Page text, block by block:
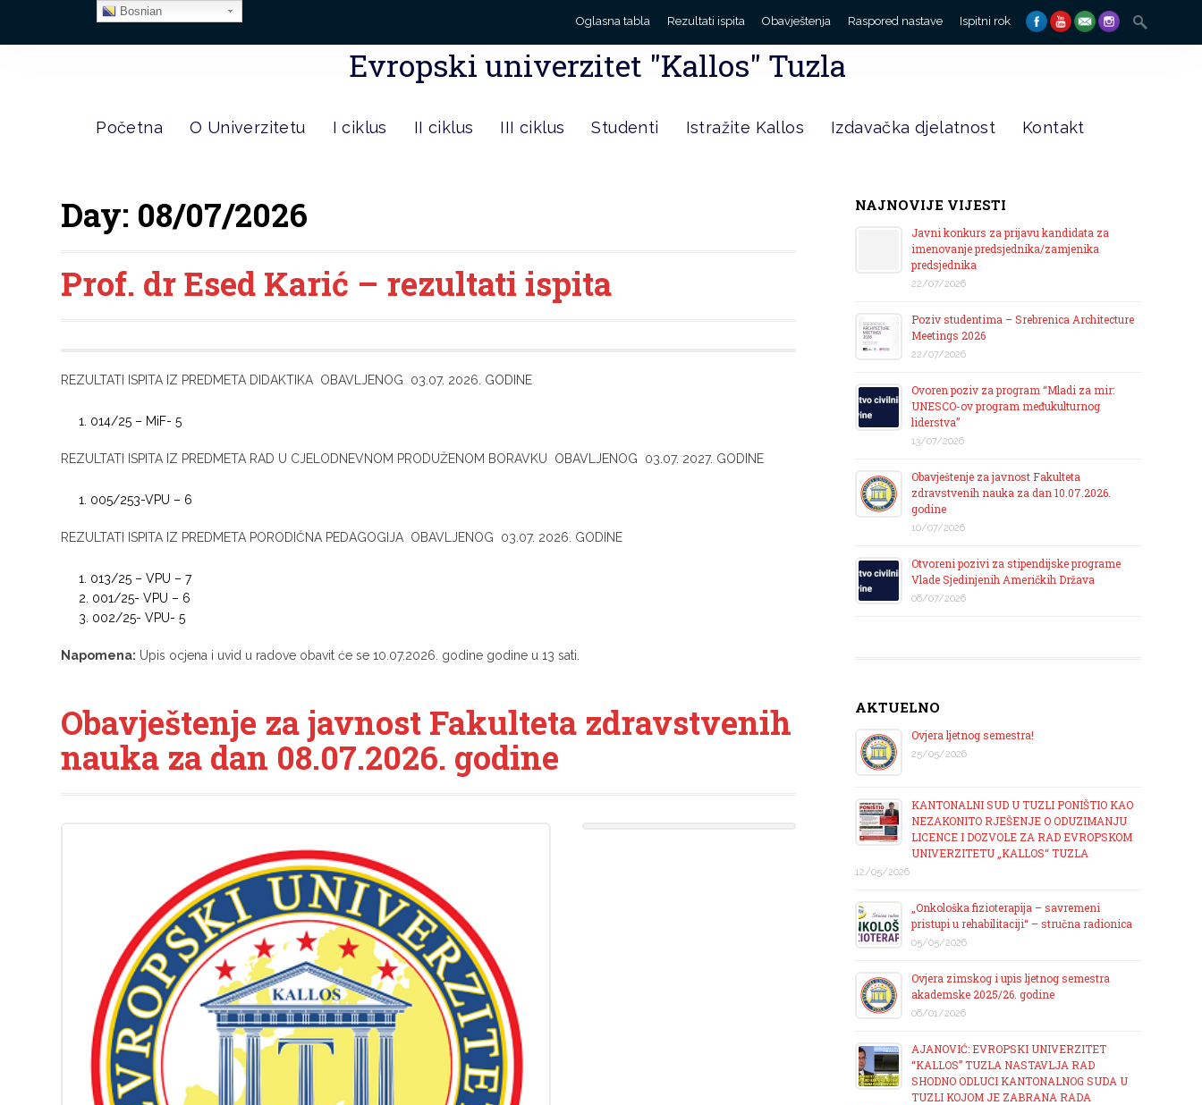
Oglasna tabla Rezultati ispita Obavještenja Raspored nastave Ispitni rok
Search
for:
Evropski univerzitet "Kallos" Tuzla
Početna O Univerzitetu I ciklus II ciklus III ciklus Studenti Istražite Kallos Izdavačka djelatnost Kontakt
Day: 08/07/2026
Prof. dr Esed Karić – rezultati ispita
REZULTATI ISPITA IZ PREDMETA DIDAKTIKA OBAVLJENOG 03.07. 2026. GODINE
014/25 – MiF- 5
REZULTATI ISPITA IZ PREDMETA RAD U CJELODNEVNOM PRODUŽENOM BORAVKU OBAVLJENOG 03.07. 2027. GODINE
005/253-VPU – 6
REZULTATI ISPITA IZ PREDMETA PORODIČNA PEDAGOGIJA OBAVLJENOG 03.07. 2026. GODINE
013/25 – VPU – 7
001/25- VPU – 6
002/25- VPU- 5
Napomena: Upis ocjena i uvid u radove obavit će se 10.07.2026. godine godine u 13 sati.
Obavještenje za javnost Fakulteta zdravstvenih
nauka za dan 08.07.2026. godine
NAJNOVIJE VIJESTI
Javni konkurs za prijavu kandidata za
imenovanje predsjednika/zamjenika
predsjednika
22/07/2026
Poziv studentima – Srebrenica Architecture
Meetings 2026
22/07/2026
Ovoren poziv za program “Mladi za mir:
UNESCO-ov program međukulturnog
liderstva”
13/07/2026
Obavještenje za javnost Fakulteta
zdravstvenih nauka za dan 10.07.2026.
godine
10/07/2026
Otvoreni pozivi za stipendijske programe
Vlade Sjedinjenih Američkih Država
06/07/2026
AKTUELNO
Ovjera ljetnog semestra!
25/05/2026
KANTONALNI SUD U TUZLI PONIŠTIO KAO
NEZAKONITO RJEŠENJE O ODUZIMANJU
LICENCE I DOZVOLE ZA RAD EVROPSKOM
UNIVERZITETU „KALLOS“ TUZLA
12/05/2026
„Onkološka fizioterapija – savremeni
pristupi u rehabilitaciji“ – stručna radionica
05/05/2026
Ovjera zimskog i upis ljetnog semestra
akademske 2025/26. godine
06/01/2026
AJANOVIĆ: EVROPSKI UNIVERZITET
“KALLOS” TUZLA NASTAVLJA RAD
SHODNO ODLUCI KANTONALNOG SUDA U
TUZLI KOJOM JE ZABRANA RADA
Bosnian